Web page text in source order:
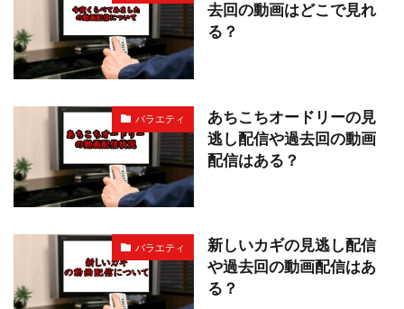
去回の動画はどこで見れ
る？
バラエティ
あちこちオードリーの見
逃し配信や過去回の動画
配信はある？
バラエティ
新しいカギの見逃し配信
や過去回の動画配信はあ
る？